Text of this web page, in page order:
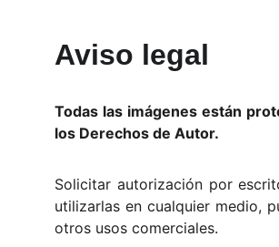
Aviso legal
Todas las imágenes están
los Derechos de Autor.
Solicitar autorización por
utilizarlas en cualquier medio,
otros usos comerciales.